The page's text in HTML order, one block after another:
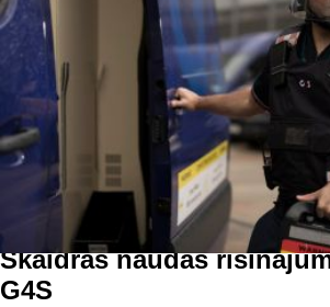
Skaidras naudas
G4S